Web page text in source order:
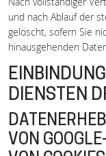
Nach vollständiger
und nach Ablauf der
gelöscht, sofern Sie
hinausgehenden
DIENSTEN
VON